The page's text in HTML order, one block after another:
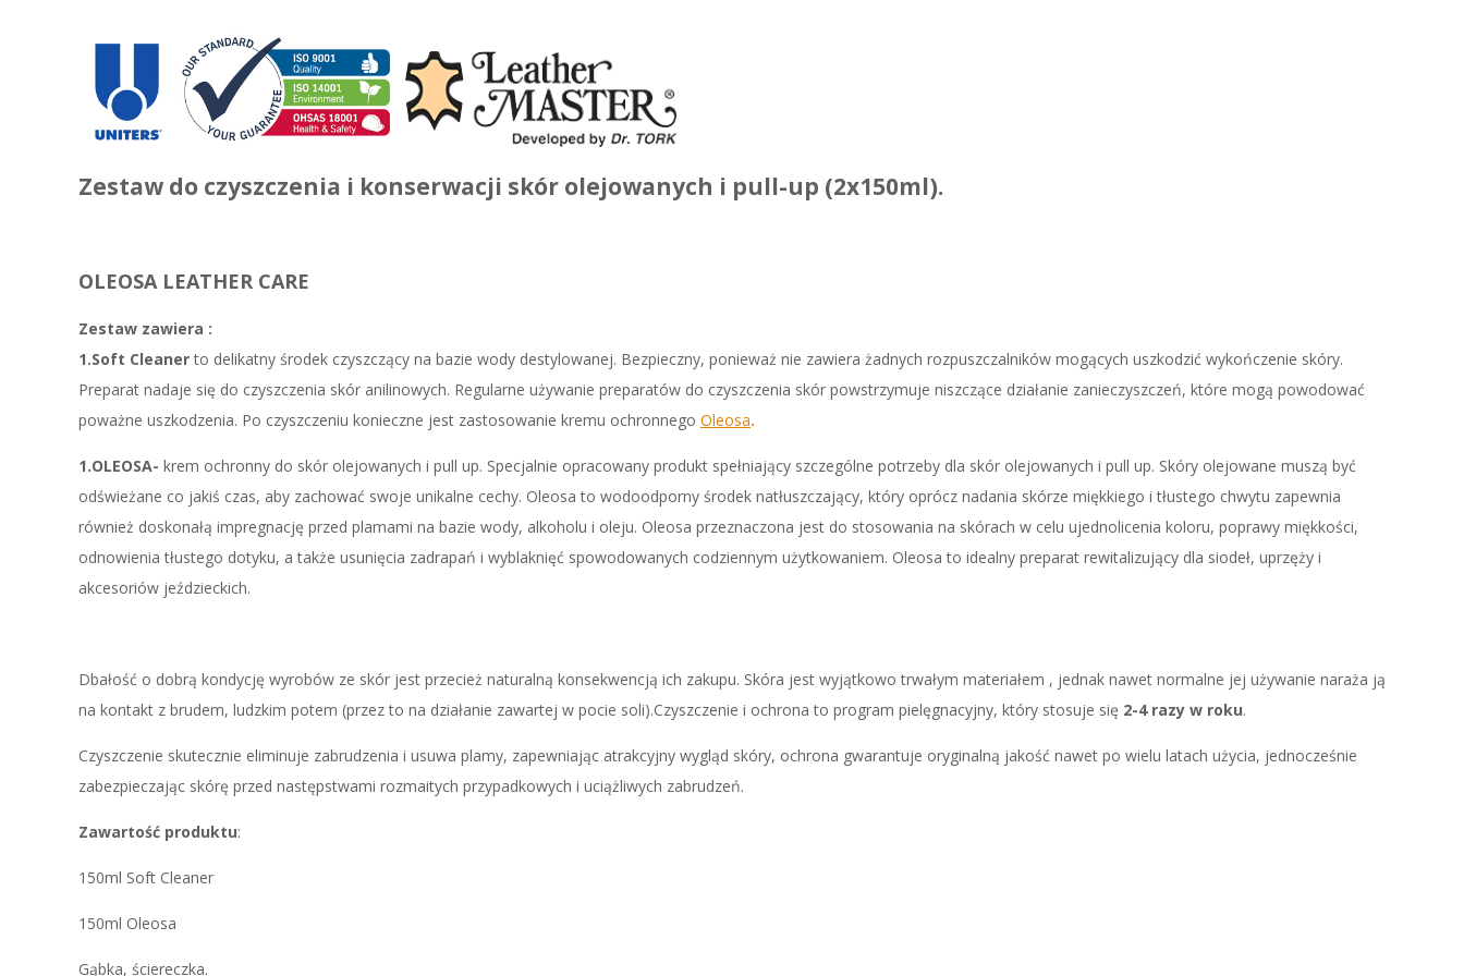
Zestaw do czyszczenia i konserwacji skór olejowanych i pull-up (2x150ml).
OLEOSA LEATHER CARE
Zestaw zawiera :
1.Soft Cleanerto delikatny środek czyszczący na bazie wody destylowanej. Bezpieczny, ponieważ nie zawiera żadnych rozpuszczalników mogących uszkodzić wykończenie skóry.
Preparat nadaje się do czyszczenia skór anilinowych. Regularne używanie preparatów do czyszczenia skór powstrzymuje niszczące działanie zanieczyszczeń, które mogą powodować
poważne uszkodzenia. Po czyszczeniu konieczne jest zastosowanie kremu ochronnego Oleosa.
1.OLEOSA- krem ochronny do skór olejowanych i pull up. Specjalnie opracowany produkt spełniający szczególne potrzeby dla skór olejowanych i pull up. Skóry olejowane muszą być
odświeżane co jakiś czas, aby zachować swoje unikalne cechy. Oleosa to wodoodporny środek natłuszczający, który oprócz nadania skórze miękkiego i tłustego chwytu zapewnia
również doskonałą impregnację przed plamami na bazie wody, alkoholu i oleju. Oleosa przeznaczona jest do stosowania na skórach w celu ujednolicenia koloru, poprawy miękkości,
odnowienia tłustego dotyku, a także usunięcia zadrapań i wyblaknięć spowodowanych codziennym użytkowaniem. Oleosa to idealny preparat rewitalizujący dla siodeł, uprzęży i
akcesoriów jeździeckich.
Dbałość o dobrą kondycję wyrobów ze skór jest przecież naturalną konsekwencją ich zakupu. Skóra jest wyjątkowo trwałym materiałem , jednak nawet normalne jej używanie naraża ją
na kontakt z brudem, ludzkim potem (przez to na działanie zawartej w pocie soli).Czyszczenie i ochrona to program pielęgnacyjny, który stosuje się 2-4 razy w roku.
Czyszczenie skutecznie eliminuje zabrudzenia i usuwa plamy, zapewniając atrakcyjny wygląd skóry, ochrona gwarantuje oryginalną jakość nawet po wielu latach użycia, jednocześnie
zabezpieczając skórę przed następstwami rozmaitych przypadkowych i uciążliwych zabrudzeń.
Zawartość produktu:
150ml Soft Cleaner
150ml Oleosa
Gąbka, ściereczka.